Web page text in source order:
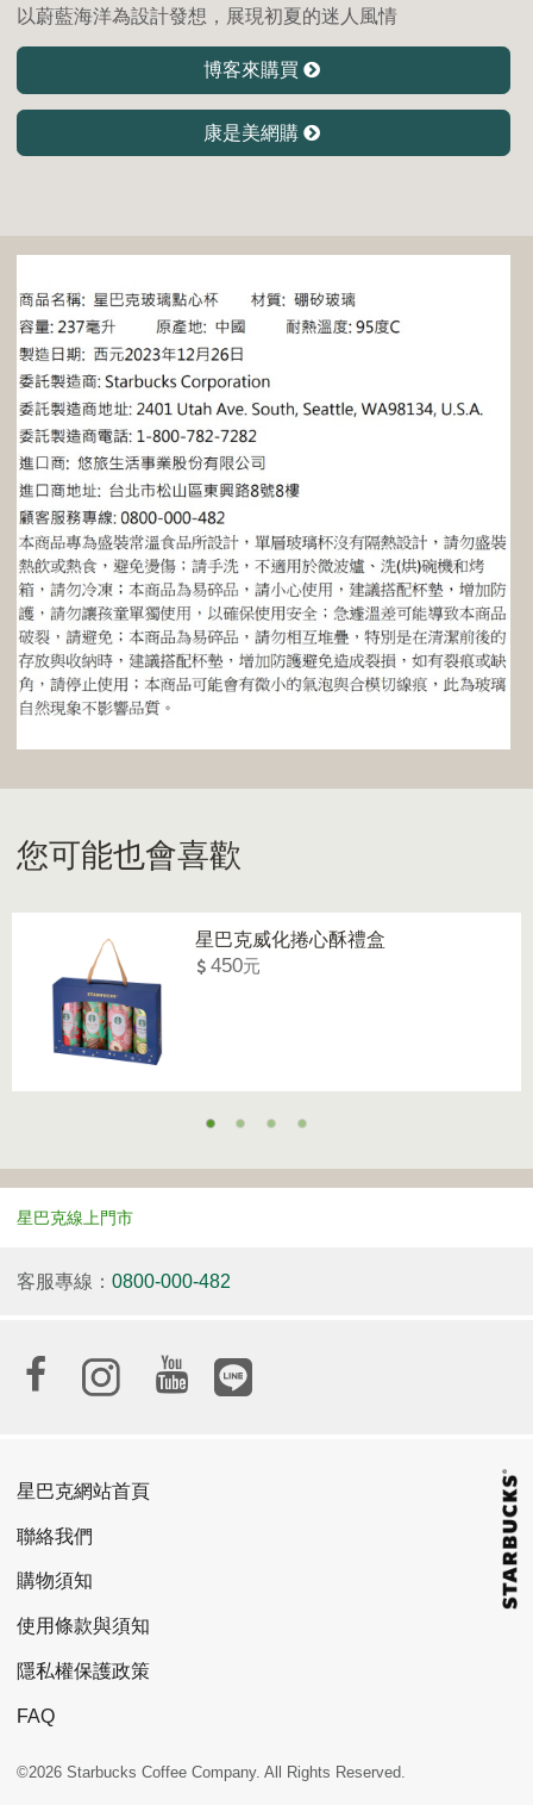
以蔚藍海洋為設計發想，展現初夏的迷人風情
博客來購買
康是美網購
您可能也會喜歡
星巴克威化捲心酥禮盒
450
星巴克線上門市
客服專線：0800-000-482
星巴克網站首頁
聯絡我們
購物須知
使用條款與須知
隱私權保護政策
FAQ
©2026 Starbucks Coffee Company. All Rights Reserved.